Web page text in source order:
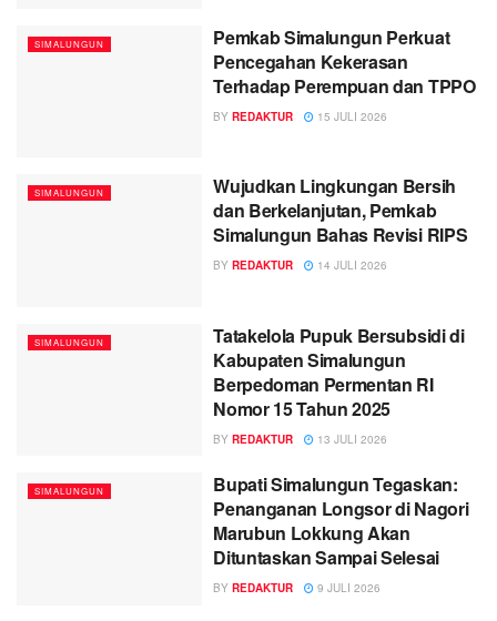
SIMALUNGUN
Pemkab Simalungun Perkuat
Pencegahan Kekerasan
Terhadap Perempuan dan TPPO
BY REDAKTUR 15 JULI 2026
SIMALUNGUN
Wujudkan Lingkungan Bersih
dan Berkelanjutan, Pemkab
Simalungun Bahas Revisi RIPS
BY REDAKTUR 14 JULI 2026
SIMALUNGUN
Tatakelola Pupuk Bersubsidi di
Kabupaten Simalungun
Berpedoman Permentan RI
Nomor 15 Tahun 2025
BY REDAKTUR 13 JULI 2026
SIMALUNGUN
Bupati Simalungun Tegaskan:
Penanganan Longsor di Nagori
Marubun Lokkung Akan
Dituntaskan Sampai Selesai
BY REDAKTUR 9 JULI 2026